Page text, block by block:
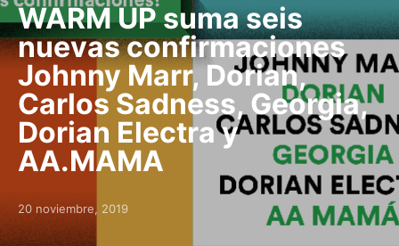
WARM UP suma seis
nuevas confirmaciones
Johnny Marr, Dorian,
Carlos Sadness, Georgia,
Dorian Electra y
AA.MAMA
Posted on
20 noviembre, 2019